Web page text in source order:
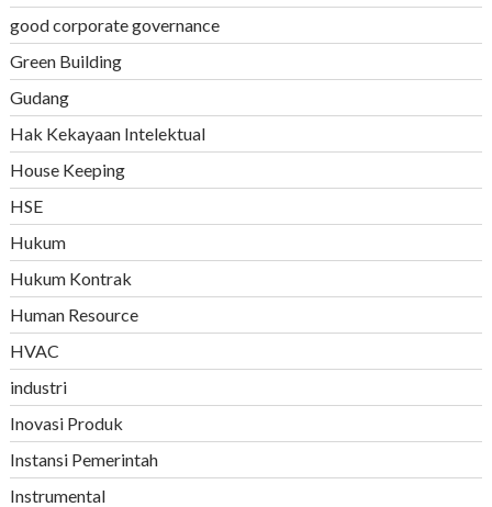
good corporate governance
Green Building
Gudang
Hak Kekayaan Intelektual
House Keeping
HSE
Hukum
Hukum Kontrak
Human Resource
HVAC
industri
Inovasi Produk
Instansi Pemerintah
Instrumental